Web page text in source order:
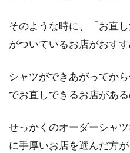
そのような時に、「お直
がついているお店がおすす
シャツができあがってか
でお直しできるお店がある
せっかくのオーダーシャ
に手厚いお店を選んだ方が